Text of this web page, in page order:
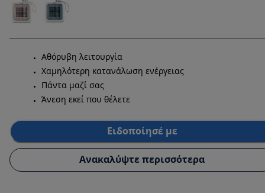
Αθόρυβη λειτουργία
Χαμηλότερη κατανάλωση ενέργειας
Πάντα μαζί σας
Άνεση εκεί που θέλετε
Ειδοποίησέ με
Ανακαλύψτε περισσότερα